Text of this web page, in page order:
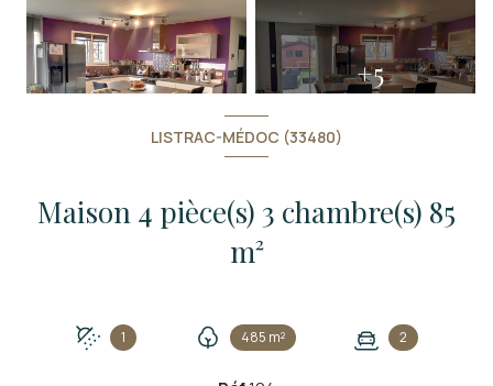
+5
LISTRAC-MÉDOC (33480)
Maison 4 pièce(s) 3 chambre(s) 85
m²
1 485 m² 2